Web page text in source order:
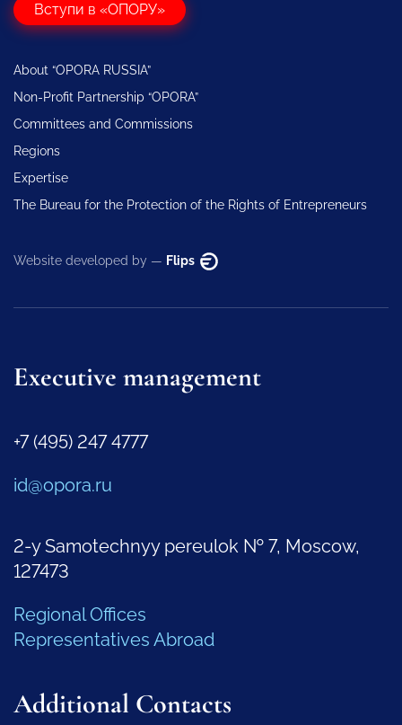
Вступи в «ОПОРУ»
About “OPORA RUSSIA”
Non-Profit Partnership “OPORA”
Committees and Commissions
Regions
Expertise
The Bureau for the Protection of the Rights of Entrepreneurs
Website developed by — Flips
Executive management
+7 (495) 247 4777
id@opora.ru
2-y Samotechnyy pereulok № 7, Moscow,
127473
Regional Offices
Representatives Abroad
Additional Contacts